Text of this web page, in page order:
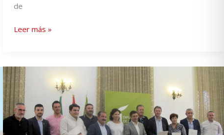
de
Leer más »